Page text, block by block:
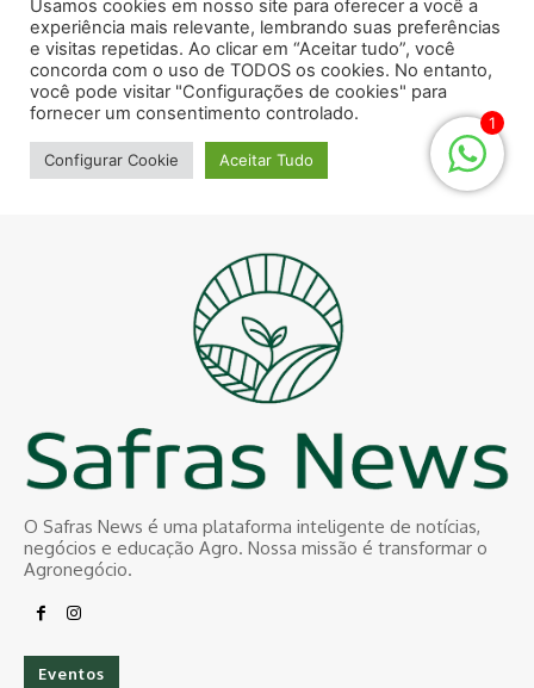
O Safras News é uma plataforma inteligente de notícias,
negócios e educação Agro. Nossa missão é transformar o
Agronegócio.
Eventos